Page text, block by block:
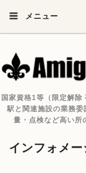
メニュー
国家資格1等（限定解除
駅と関連施設の業務
量・点検など高い所
インフォメー